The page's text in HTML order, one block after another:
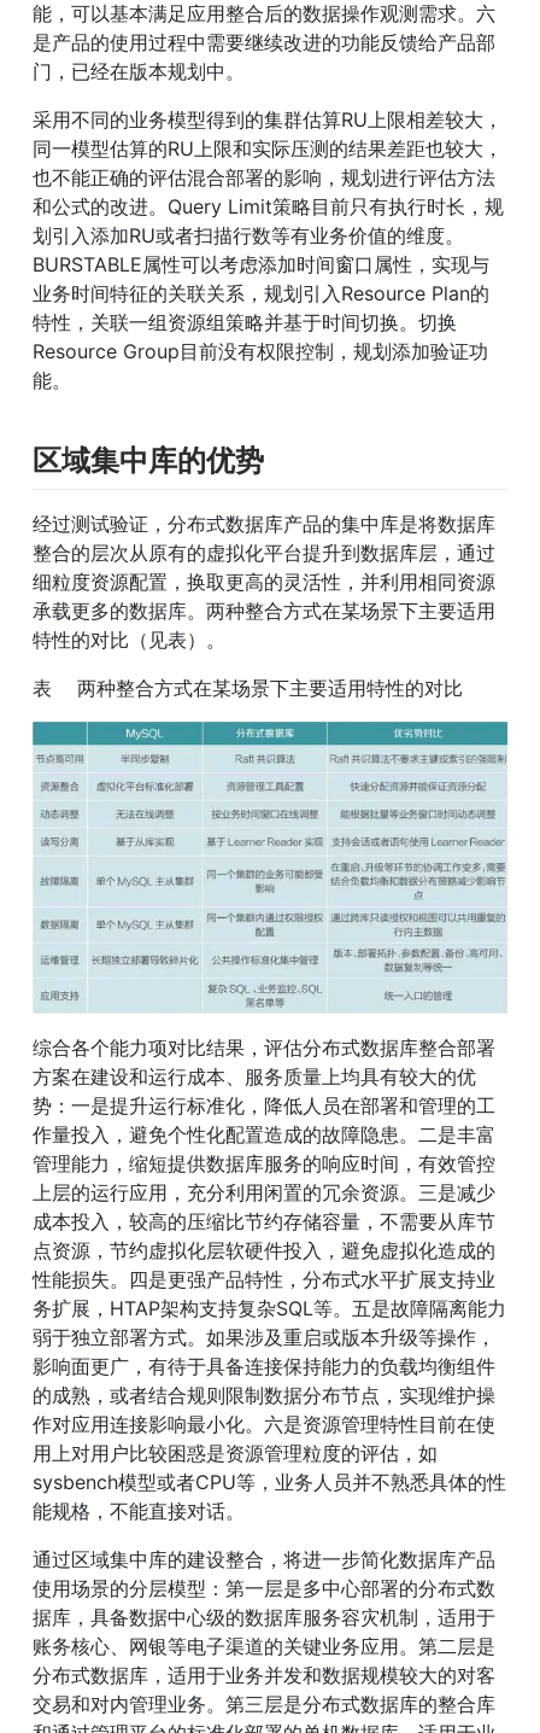
能，可以基本满足应用整合后的数据操作观测需求。六
是产品的使用过程中需要继续改进的功能反馈给产品部
门，已经在版本规划中。
采用不同的业务模型得到的集群估算RU上限相差较大，
同一模型估算的RU上限和实际压测的结果差距也较大，
也不能正确的评估混合部署的影响，规划进行评估方法
和公式的改进。Query Limit策略目前只有执行时长，规
划引入添加RU或者扫描行数等有业务价值的维度。
BURSTABLE属性可以考虑添加时间窗口属性，实现与
业务时间特征的关联关系，规划引入Resource Plan的
特性，关联一组资源组策略并基于时间切换。切换
Resource Group目前没有权限控制，规划添加验证功
能。
区域集中库的优势
经过测试验证，分布式数据库产品的集中库是将数据库
整合的层次从原有的虚拟化平台提升到数据库层，通过
细粒度资源配置，换取更高的灵活性，并利用相同资源
承载更多的数据库。两种整合方式在某场景下主要适用
特性的对比（见表）。
表  两种整合方式在某场景下主要适用特性的对比
综合各个能力项对比结果，评估分布式数据库整合部署
方案在建设和运行成本、服务质量上均具有较大的优
势：一是提升运行标准化，降低人员在部署和管理的工
作量投入，避免个性化配置造成的故障隐患。二是丰富
管理能力，缩短提供数据库服务的响应时间，有效管控
上层的运行应用，充分利用闲置的冗余资源。三是减少
成本投入，较高的压缩比节约存储容量，不需要从库节
点资源，节约虚拟化层软硬件投入，避免虚拟化造成的
性能损失。四是更强产品特性，分布式水平扩展支持业
务扩展，HTAP架构支持复杂SQL等。五是故障隔离能力
弱于独立部署方式。如果涉及重启或版本升级等操作，
影响面更广，有待于具备连接保持能力的负载均衡组件
的成熟，或者结合规则限制数据分布节点，实现维护操
作对应用连接影响最小化。六是资源管理特性目前在使
用上对用户比较困惑是资源管理粒度的评估，如
sysbench模型或者CPU等，业务人员并不熟悉具体的性
能规格，不能直接对话。
通过区域集中库的建设整合，将进一步简化数据库产品
使用场景的分层模型：第一层是多中心部署的分布式数
据库，具备数据中心级的数据库服务容灾机制，适用于
账务核心、网银等电子渠道的关键业务应用。第二层是
分布式数据库，适用于业务并发和数据规模较大的对客
交易和对内管理业务。第三层是分布式数据库的整合库